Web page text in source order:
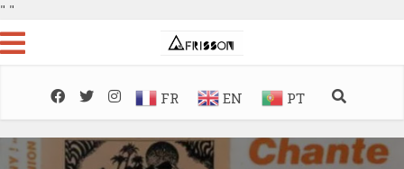
" "
FR EN PT